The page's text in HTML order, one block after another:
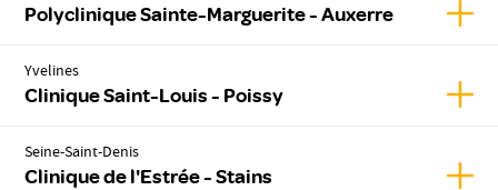
Polyclinique Sainte-Marguerite - Auxerre
Yvelines
Clinique Saint-Louis - Poissy
Seine-Saint-Denis
Clinique de l'Estrée - Stains